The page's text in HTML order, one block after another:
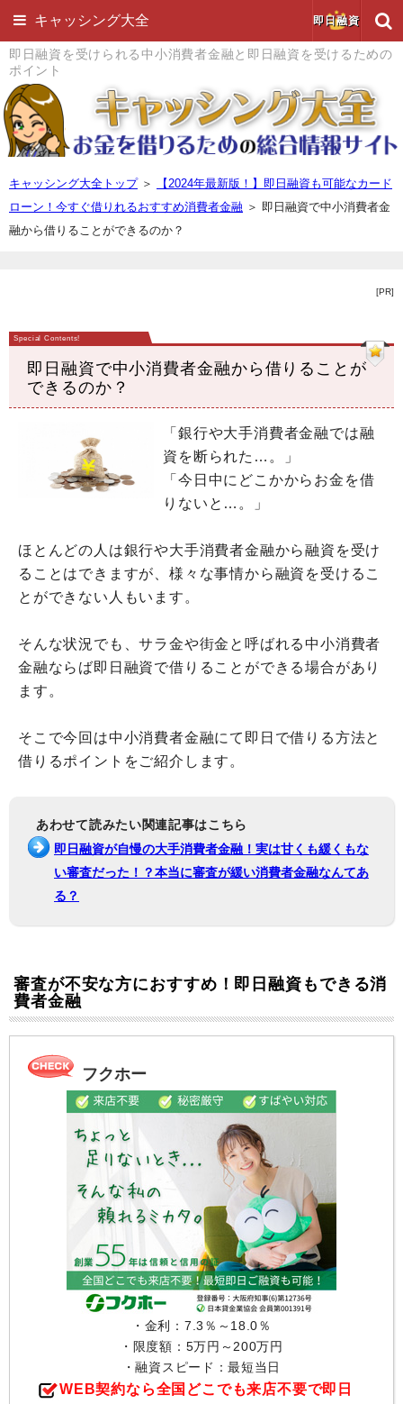
キャッシング大全 即日融資
即日融資を受けられる中小消費者金融と即日融資を受けるための
ポイント
キャッシング大全トップ＞
【2024年最新版！】即日融資も可能なカード
ローン！今すぐ借りれるおすすめ消費者金融 ＞ 即日融資で中小消費者金
融から借りることができるのか？
[PR]
即日融資で中小消費者金融から借りることが
できるのか？
「銀行や大手消費者金融では融
資を断られた…。」
「今日中にどこかからお金を借
りないと…。」
ほとんどの人は銀行や大手消費者金融から融資を受け
ることはできますが、様々な事情から融資を受けるこ
とができない人もいます。
そんな状況でも、サラ金や街金と呼ばれる中小消費者
金融ならば即日融資で借りることができる場合があり
ます。
そこで今回は中小消費者金融にて即日で借りる方法と
借りるポイントをご紹介します。
あわせて読みたい関連記事はこちら
即日融資が自慢の大手消費者金融！実は甘くも緩くもな
い審査だった！？本当に審査が緩い消費者金融なんてあ
る？
審査が不安な方におすすめ！即日融資もできる消
費者金融
フクホー
・金利：7.3％～18.0％
・限度額：5万円～200万円
・融資スピード：最短当日
WEB契約なら全国どこでも来店不要で即日